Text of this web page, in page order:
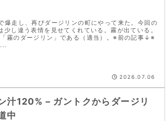
爆走し、再びダージリンの町にやって来た。今回の
し違う表情を見せてくれている。霧が出ている。
霧のダージリン」である（適当）。※前の記事↓※
2026.07.06
汁120% – ガントクからダージリ
中